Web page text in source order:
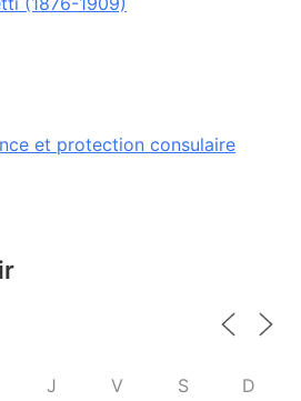
et protection consulaire
J V S D